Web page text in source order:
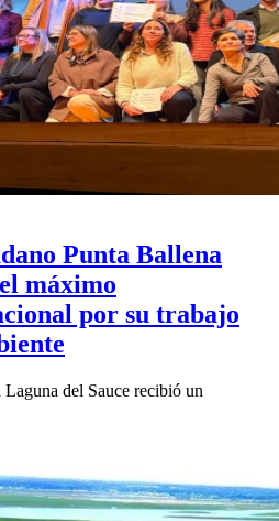
Punta Ballena
máximo
por su trabajo
del Sauce recibió un